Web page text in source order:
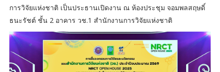
การวิจัยแห่งชาติ เป็นประธานเปิดงาน ณ ห้องประชุม จอมพลสฤษดิ์
ธนะรัชต์ ชั้น 2 อาคาร วช.1 สำนักงานการวิจัยแห่งชาติ